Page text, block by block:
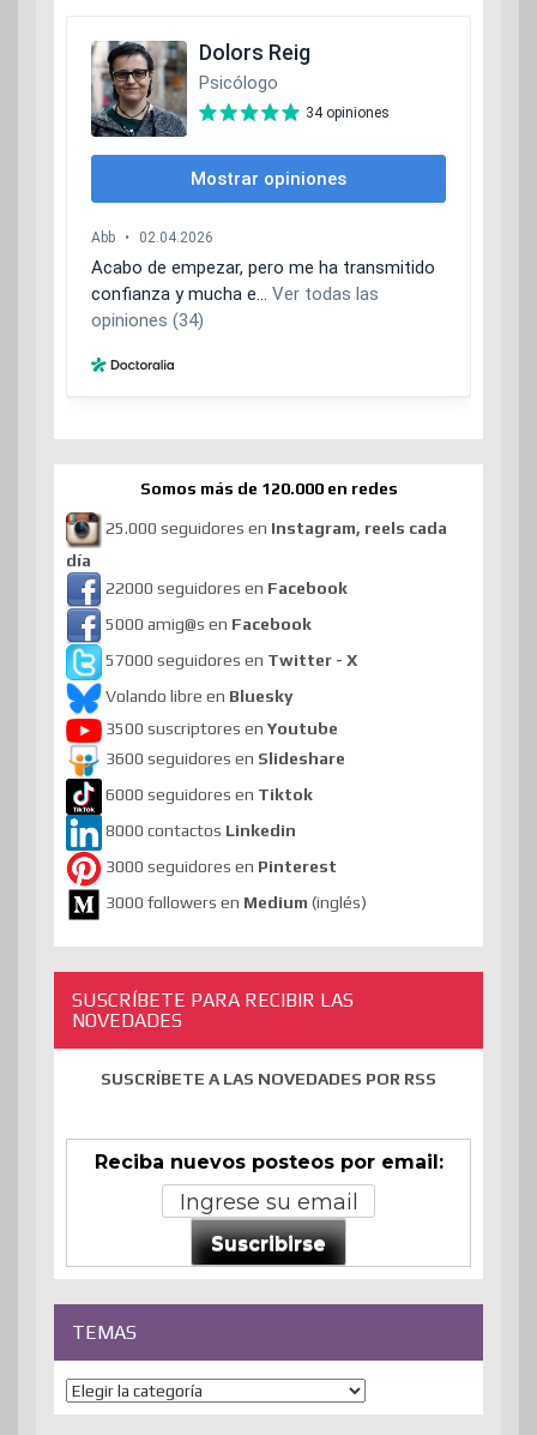
Somos más de 120.000 en redes
25.000 seguidores en Instagram, reels cada
día
22000 seguidores en Facebook
5000 amig@s en Facebook
57000 seguidores en Twitter - X
Volando libre en Bluesky
3500 suscriptores en Youtube
3600 seguidores en Slideshare
6000 seguidores en Tiktok
8000 contactos Linkedin
3000 seguidores en Pinterest
3000 followers en Medium (inglés)
SUSCRÍBETE PARA RECIBIR LAS
NOVEDADES
SUSCRÍBETE A LAS NOVEDADES POR RSS
Reciba nuevos posteos por email:
Suscribirse
TEMAS
Temas